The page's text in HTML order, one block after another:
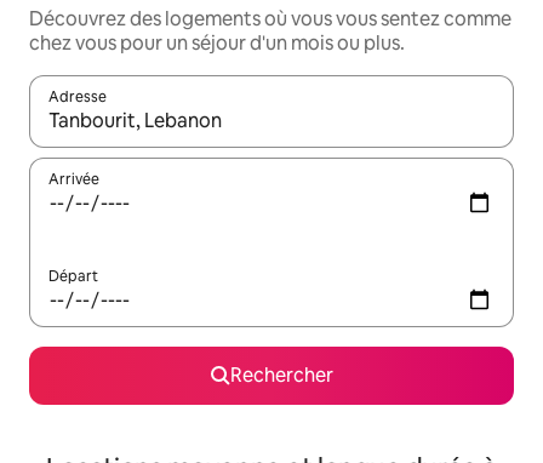
Découvrez des logements où vous vous sentez comme
chez vous pour un séjour d'un mois ou plus.
Adresse
Lorsque les résultats s'affichent, utilisez les flèches vers le
Arrivée
Départ
Rechercher